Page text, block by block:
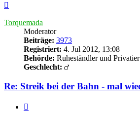
Torquemada
Moderator
Beiträge: 3973
Registriert: 4. Jul 2012, 13:08
Behörde: Ruheständler und Privatier
Geschlecht:
Re: Streik bei der Bahn - mal